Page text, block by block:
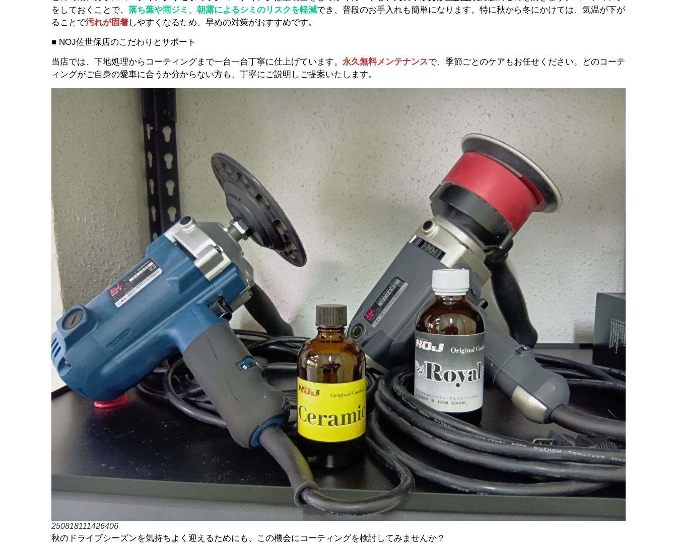
をしておくことで、 落ち葉や雨ジミ、朝露によるシミのリスクを軽減でき、普段のお手入れも簡単になります。特に秋から冬にかけては、気温が下が
ることで汚れが固着しやすくなるため、早めの対策がおすすめです。
■ NOJ佐世保店のこだわりとサポート
当店では、下地処理からコーティングまで一台一台丁寧に仕上げています。 永久無料メンテナンスで、季節ごとのケアもお任せください。どのコーテ
ィングがご自身の愛車に合うか分からない方も、丁寧にご説明しご提案いたします。
250818111426406
秋のドライブシーズンを気持ちよく迎えるためにも、この機会にコーティングを検討してみませんか？